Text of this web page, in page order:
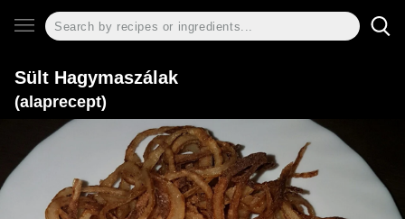
Sült Hagymaszálak
(alaprecept)